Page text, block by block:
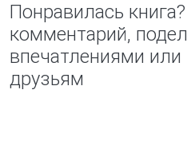
Понравилась
комментарий,
впечатлениями или
друзьям